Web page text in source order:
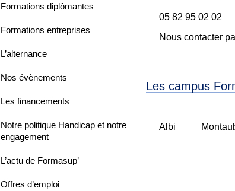
Formations diplômantes
Formations entreprises
L’alternance
Nos évènements
Les financements
Notre politique Handicap et notre
engagement
L’actu de Formasup’
Offres d’emploi
05 82 95 02 02
Nous contacter
Les campus
Albi